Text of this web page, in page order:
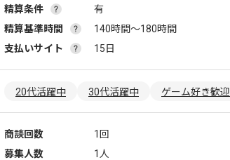
精算条件
有
精算基準時間
140時間〜180時間
支払いサイト
15日
20代活躍中 30代活躍中 ゲーム好き歓迎
商談回数
1回
募集人数
1人